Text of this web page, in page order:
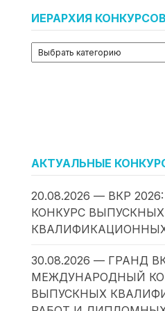
ИЕРАРХИЯ КОНКУРСОВ
АКТУАЛЬНЫЕ
20.08.2026 — ВКР
КОНКУРС ВЫПУСКНЫХ
30.08.2026 — ГРАНД
МЕЖДУНАРОДНЫЙ
ВЫПУСКНЫХ